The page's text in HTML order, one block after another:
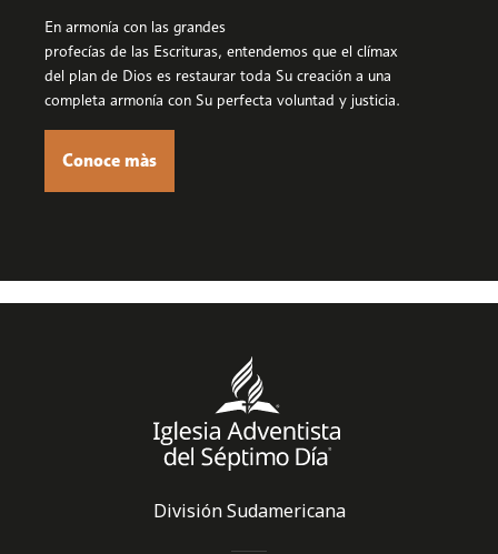
En armonía con las grandes
profecías de las Escrituras, entendemos que el clímax
del plan de Dios es restaurar toda Su creación a una
completa armonía con Su perfecta voluntad y justicia.
Conoce màs
División Sudamericana